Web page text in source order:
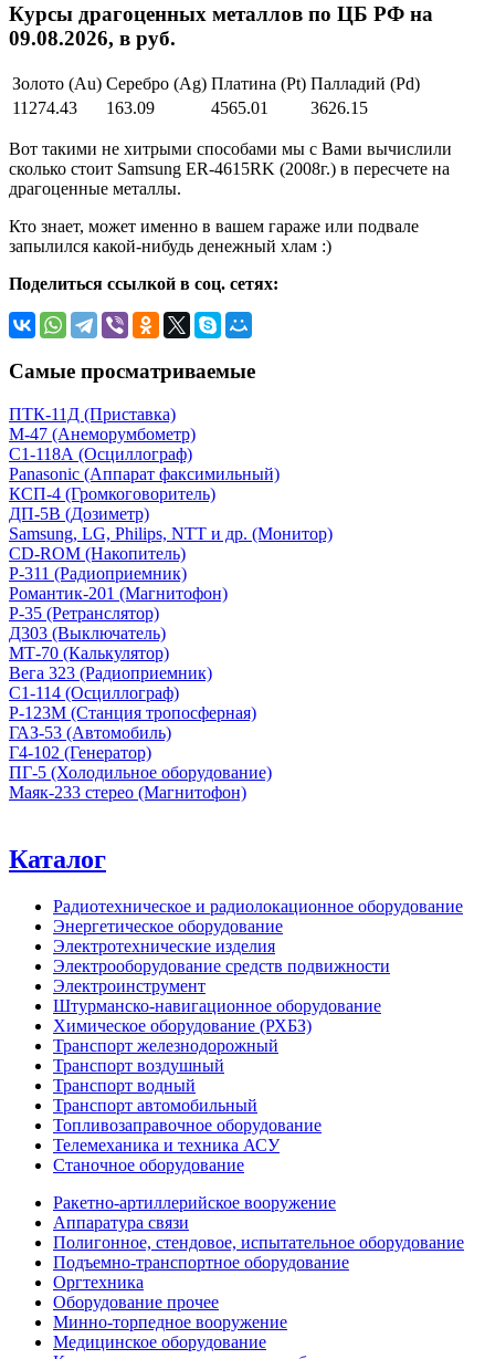
Курсы драгоценных металлов по ЦБ РФ на
09.08.2026, в руб.
Золото (Au) Серебро (Ag) Платина (Pt) Палладий (Pd)
11274.43
163.09 4565.01 3626.15
Вот такими не хитрыми способами мы с Вами вычислили
сколько стоит Samsung ER-4615RK (2008г.) в пересчете на
драгоценные металлы.
Кто знает, может именно в вашем гараже или подвале
запылился какой-нибудь денежный хлам :)
Поделиться ссылкой в соц. сетях:
Самые просматриваемые
ПТК-11Д (Приставка)
М-47 (Анеморумбометр)
С1-118А (Осциллограф)
Panasonic (Аппарат факсимильный)
КСП-4 (Громкоговоритель)
ДП-5В (Дозиметр)
Samsung, LG, Philips, NTT и др. (Монитор)
CD-ROM (Накопитель)
Р-311 (Радиоприемник)
Романтик-201 (Магнитофон)
Р-35 (Ретранслятор)
Д303 (Выключатель)
МТ-70 (Калькулятор)
Вега 323 (Радиоприемник)
С1-114 (Осциллограф)
Р-123М (Станция тропосферная)
ГАЗ-53 (Автомобиль)
Г4-102 (Генератор)
ПГ-5 (Холодильное оборудование)
Маяк-233 стерео (Магнитофон)
Каталог
Радиотехническое и радиолокационное оборудование
Энергетическое оборудование
Электротехнические изделия
Электрооборудование средств подвижности
Электроинструмент
Штурманско-навигационное оборудование
Химическое оборудование (РХБЗ)
Транспорт железнодорожный
Транспорт воздушный
Транспорт водный
Транспорт автомобильный
Топливозаправочное оборудование
Телемеханика и техника АСУ
Станочное оборудование
Ракетно-артиллерийское вооружение
Аппаратура связи
Полигонное, стендовое, испытательное оборудование
Подъемно-транспортное оборудование
Оргтехника
Оборудование прочее
Минно-торпедное вооружение
Медицинское оборудование